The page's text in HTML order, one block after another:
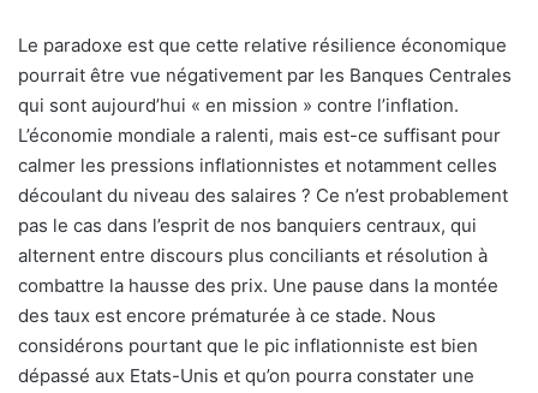
Le paradoxe est que cette relative résilience économique
pourrait être vue négativement par les Banques Centrales
qui sont aujourd’hui « en mission » contre l’inflation.
L’économie mondiale a ralenti, mais est-ce suffisant pour
calmer les pressions inflationnistes et notamment celles
découlant du niveau des salaires ? Ce n’est probablement
pas le cas dans l’esprit de nos banquiers centraux, qui
alternent entre discours plus conciliants et résolution à
combattre la hausse des prix. Une pause dans la montée
des taux est encore prématurée à ce stade. Nous
considérons pourtant que le pic inflationniste est bien
dépassé aux Etats-Unis et qu’on pourra constater une